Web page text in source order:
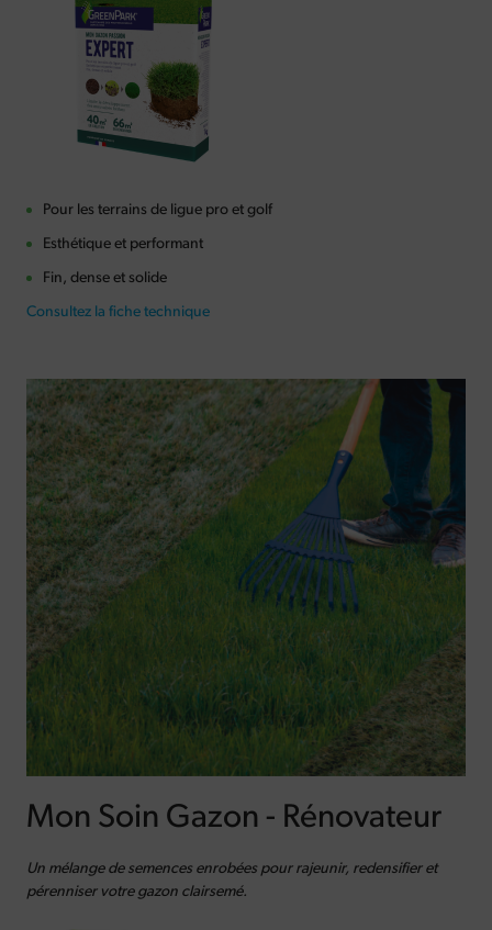
Pour les terrains de ligue pro et golf
Esthétique et performant
Fin, dense et solide
Consultez la fiche technique
Mon Soin Gazon - Rénovateur
Un mélange de semences enrobées pour rajeunir, redensifier et
pérenniser votre gazon clairsemé.